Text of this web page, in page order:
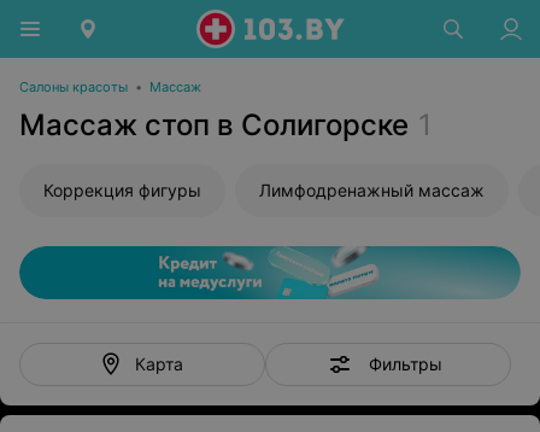
Салоны красоты • Массаж
Массаж стоп в Солигорске 1
Коррекция фигуры Лимфодренажный массаж
Карта Фильтры